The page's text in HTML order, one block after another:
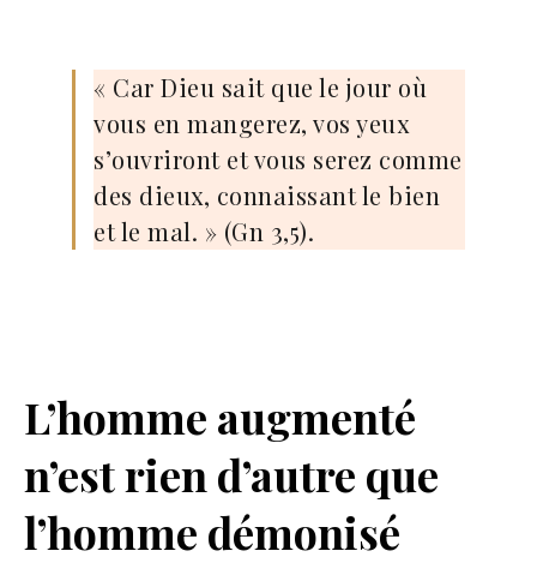
« Car Dieu sait que le jour où
vous en mangerez, vos yeux
s’ouvriront et vous serez comme
des dieux, connaissant le bien
et le mal. » (Gn 3,5).
L’homme augmenté
n’est rien d’autre que
l’homme démonisé